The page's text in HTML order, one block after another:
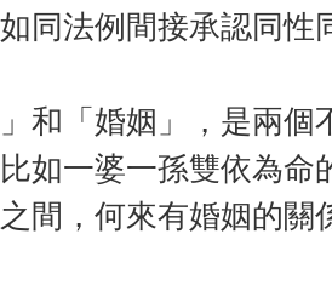
同法例間接承認同
和「婚姻」，是兩
如一婆一孫雙依為
間，何來有婚姻的關